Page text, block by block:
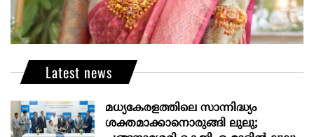
Latest news
മധ്യകേരളത്തിലെ സാന്നിദ്ധ്യം
ശക്തമാക്കാനൊരുങ്ങി ലുലു;